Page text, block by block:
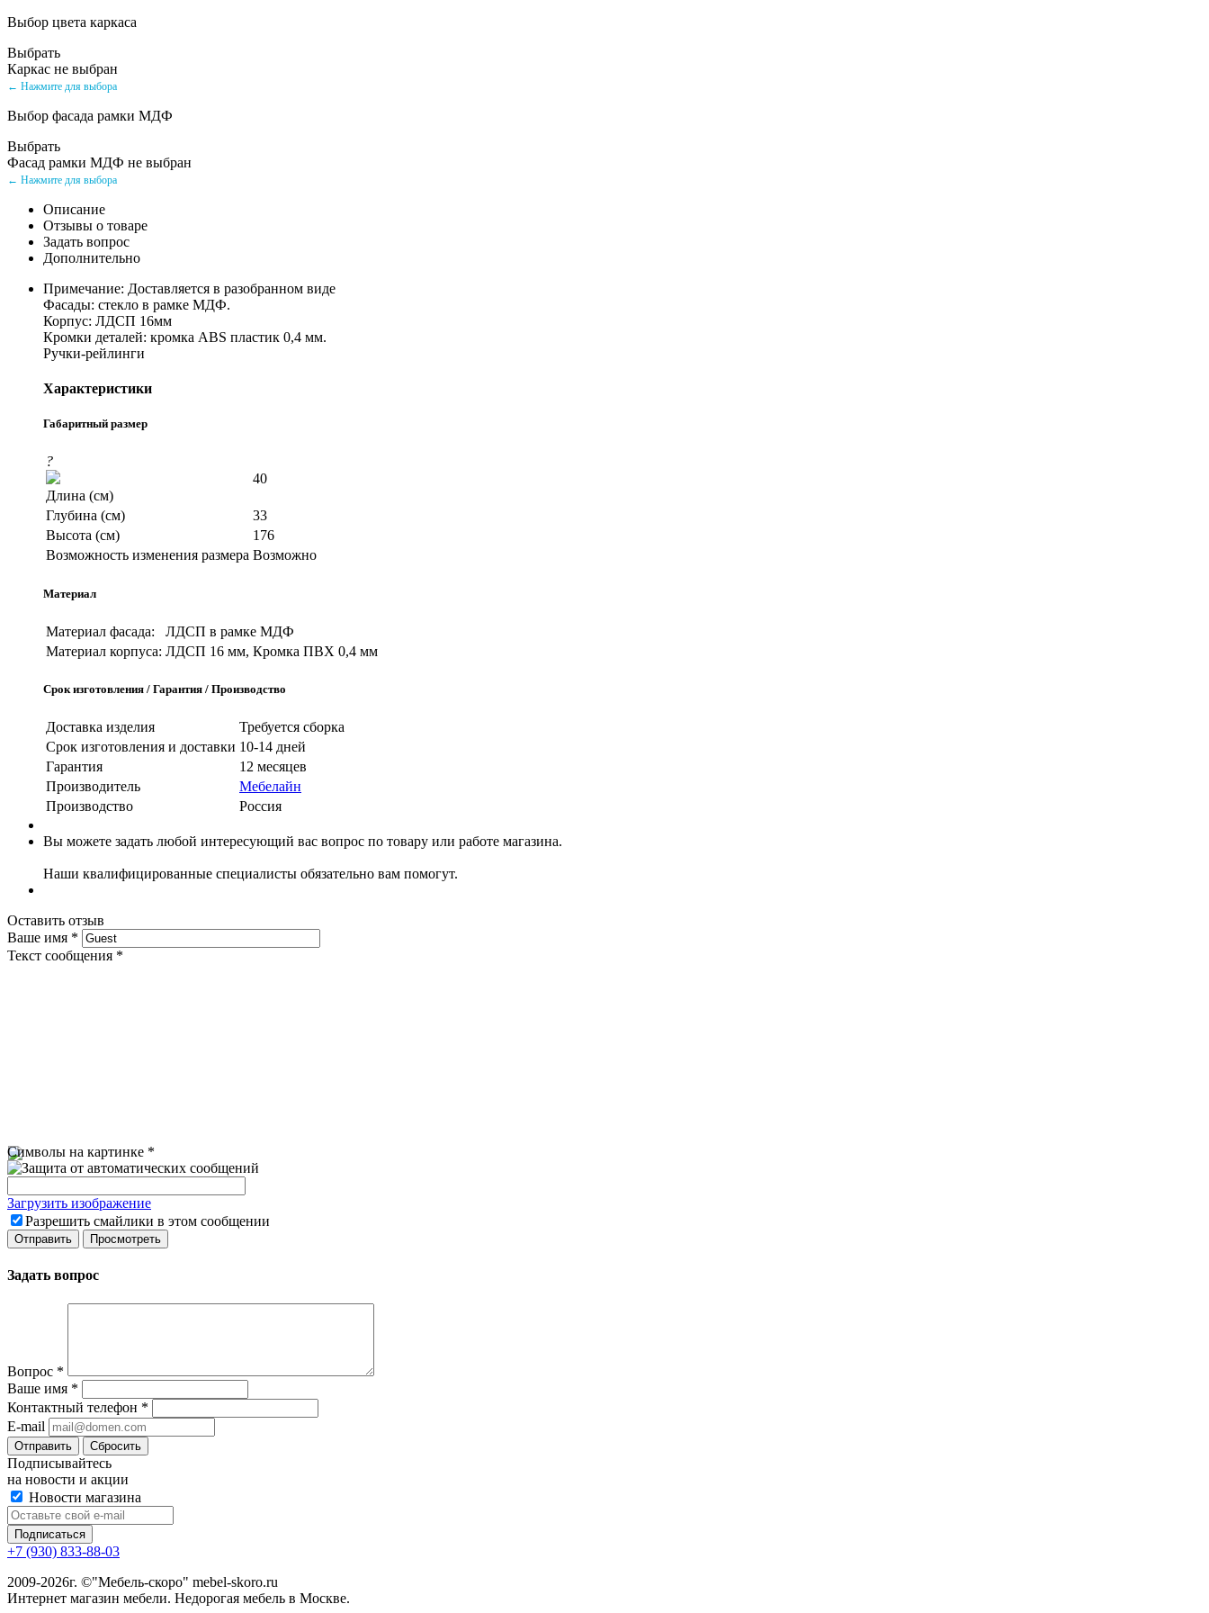
Выбор цвета каркаса
Выбрать
Каркас не выбран
← Нажмите для выбора
Выбор фасада рамки МДФ
Выбрать
Фасад рамки МДФ не выбран
← Нажмите для выбора
Описание
Отзывы о товаре
Задать вопрос
Дополнительно
Примечание: Доставляется в разобранном виде
Фасады: стекло в рамке МДФ.
Корпус: ЛДСП 16мм
Кромки деталей: кромка ABS пластик 0,4 мм.
Ручки-рейлинги
Характеристики
Габаритный размер
?
Длина (см)
40
Глубина (см)
33
Высота (см)
176
Возможность изменения размера Возможно
Материал
Материал фасада:
ЛДСП в рамке МДФ
Материал корпуса: ЛДСП 16 мм, Кромка ПВХ 0,4 мм
Срок изготовления / Гарантия / Производство
Доставка изделия
Требуется сборка
Срок изготовления и доставки 10-14 дней
Гарантия
12 месяцев
Производитель
Мебелайн
Производство
Россия
Вы можете задать любой интересующий вас вопрос по товару или работе магазина.
Наши квалифицированные специалисты обязательно вам помогут.
Оставить отзыв
Ваше имя *
Текст сообщения *
Символы на картинке *
Загрузить изображение
Разрешить смайлики в этом сообщении
Задать вопрос
Вопрос *
Ваше имя *
Контактный телефон *
E-mail
Сбросить
Подписывайтесь
на новости и акции
Новости магазина
+7 (930) 833-88-03
2009-2026г. ©"Мебель-скоро" mebel-skoro.ru
Интернет магазин мебели. Недорогая мебель в Москве.